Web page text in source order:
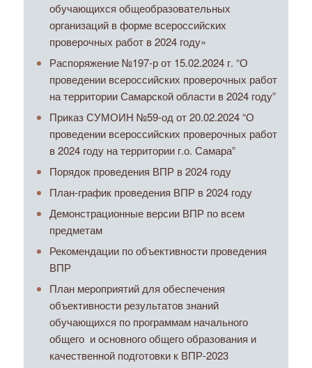
обучающихся общеобразовательных
организаций в форме всероссийских
проверочных работ в 2024 году»
Распоряжение №197-р от 15.02.2024 г. “О
проведении всероссийских проверочных работ
на территории Самарской области в 2024 году”
Приказ СУМОИН №59-од от 20.02.2024 “О
проведении всероссийских проверочных работ
в 2024 году на территории г.о. Самара”
Порядок проведения ВПР в 2024 году
План-график проведения ВПР в 2024 году
Демонстрационные версии ВПР по всем
предметам
Рекомендации по объективности проведения
ВПР
План мероприятий для обеспечения
объективности результатов знаний
обучающихся по программам начального
общего и основного общего образования и
качественной подготовки к ВПР-2023